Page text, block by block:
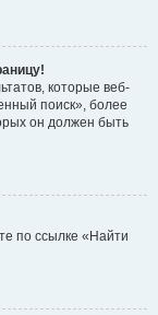
которые веб-
поиск», более
он должен быть
по ссылке «Найти